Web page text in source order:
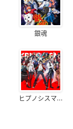
銀魂
ヒプノシスマ...